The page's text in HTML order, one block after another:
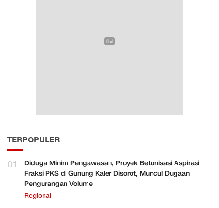
TERPOPULER
01
Diduga Minim Pengawasan, Proyek Betonisasi Aspirasi
Fraksi PKS di Gunung Kaler Disorot, Muncul Dugaan
Pengurangan Volume
Regional